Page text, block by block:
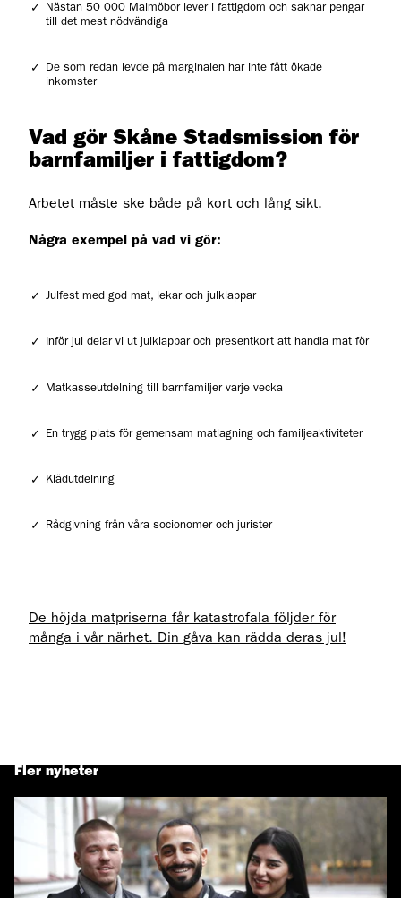
Nästan 50 000 Malmöbor lever i fattigdom och saknar pengar
till det mest nödvändiga
De som redan levde på marginalen har inte fått ökade
inkomster
Vad gör Skåne Stadsmission för
barnfamiljer i fattigdom?
Arbetet måste ske både på kort och lång sikt.
Några exempel på vad vi gör:
Julfest med god mat, lekar och julklappar
Inför jul delar vi ut julklappar och presentkort att handla mat för
Matkasseutdelning till barnfamiljer varje vecka
En trygg plats för gemensam matlagning och familjeaktiviteter
Klädutdelning
Rådgivning från våra socionomer och jurister
De höjda matpriserna får katastrofala följder för
många i vår närhet. Din gåva kan rädda deras jul!
Fler nyheter